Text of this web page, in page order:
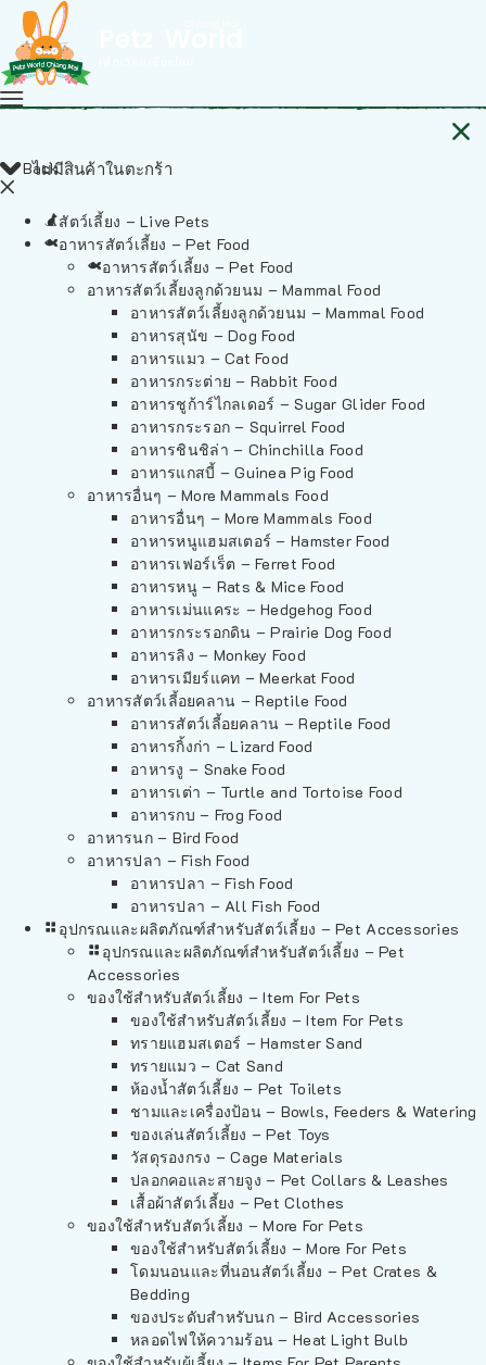
ไม่มีสินค้าในตะกร้า
Back
สัตว์เลี้ยง – Live Pets
อาหารสัตว์เลี้ยง – Pet Food
อาหารสัตว์เลี้ยง – Pet Food
อาหารสัตว์เลี้ยงลูกด้วยนม – Mammal Food
อาหารสัตว์เลี้ยงลูกด้วยนม – Mammal Food
อาหารสุนัข – Dog Food
อาหารแมว – Cat Food
อาหารกระต่าย – Rabbit Food
อาหารชูก้าร์ไกลเดอร์ – Sugar Glider Food
อาหารกระรอก – Squirrel Food
อาหารชินชิล่า – Chinchilla Food
อาหารแกสบี้ – Guinea Pig Food
อาหารอื่นๆ – More Mammals Food
อาหารอื่นๆ – More Mammals Food
อาหารหนูแฮมสเตอร์ – Hamster Food
อาหารเฟอร์เร็ต – Ferret Food
อาหารหนู – Rats & Mice Food
อาหารเม่นแคระ – Hedgehog Food
อาหารกระรอกดิน – Prairie Dog Food
อาหารลิง – Monkey Food
อาหารเมียร์แคท – Meerkat Food
อาหารสัตว์เลี้อยคลาน – Reptile Food
อาหารสัตว์เลี้อยคลาน – Reptile Food
อาหารกิ้งก่า – Lizard Food
อาหารงู – Snake Food
อาหารเต่า – Turtle and Tortoise Food
อาหารกบ – Frog Food
อาหารนก – Bird Food
อาหารปลา – Fish Food
อาหารปลา – Fish Food
อาหารปลา – All Fish Food
อุปกรณและผลิตภัณฑ์สำหรับสัตว์เลี้ยง – Pet Accessories
อุปกรณและผลิตภัณฑ์สำหรับสัตว์เลี้ยง – Pet
Accessories
ของใช้สำหรับสัตว์เลี้ยง – Item For Pets
ของใช้สำหรับสัตว์เลี้ยง – Item For Pets
ทรายแฮมสเตอร์ – Hamster Sand
ทรายแมว – Cat Sand
ห้องน้ำสัตว์เลี้ยง – Pet Toilets
ชามและเครื่องป้อน – Bowls, Feeders & Watering
ของเล่นสัตว์เลี้ยง – Pet Toys
วัสดุรองกรง – Cage Materials
ปลอกคอและสายจูง – Pet Collars & Leashes
เสื้อผ้าสัตว์เลี้ยง – Pet Clothes
ของใช้สำหรับสัตว์เลี้ยง – More For Pets
ของใช้สำหรับสัตว์เลี้ยง – More For Pets
โดมนอนและที่นอนสัตว์เลี้ยง – Pet Crates &
Bedding
ของประดับสำหรับนก – Bird Accessories
หลอดไฟให้ความร้อน – Heat Light Bulb